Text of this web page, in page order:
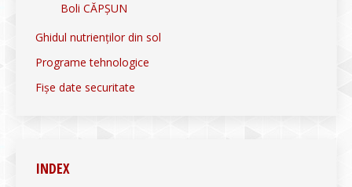
Boli CĂPȘUN
Ghidul nutrienților din sol
Programe tehnologice
Fișe date securitate
INDEX